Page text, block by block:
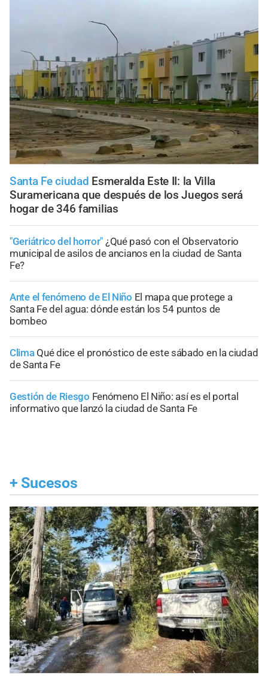
Santa Fe ciudad Esmeralda Este II: la Villa
Suramericana que después de los Juegos será
hogar de 346 familias
"Geriátrico del horror" ¿Qué pasó con el Observatorio
municipal de asilos de ancianos en la ciudad de Santa
Fe?
Ante el fenómeno de El Niño El mapa que protege a
Santa Fe del agua: dónde están los 54 puntos de
bombeo
Clima Qué dice el pronóstico de este sábado en la ciudad
de Santa Fe
Gestión de Riesgo Fenómeno El Niño: así es el portal
informativo que lanzó la ciudad de Santa Fe
+ Sucesos